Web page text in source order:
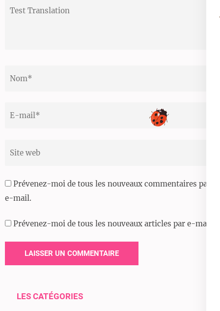
Prévenez-moi de tous les nouveaux commentaires par
e-mail.
Prévenez-moi de tous les nouveaux articles par e-mail.
LES CATÉGORIES